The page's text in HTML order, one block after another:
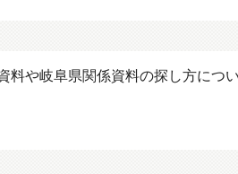
料や岐阜県関係資料の探し方につ